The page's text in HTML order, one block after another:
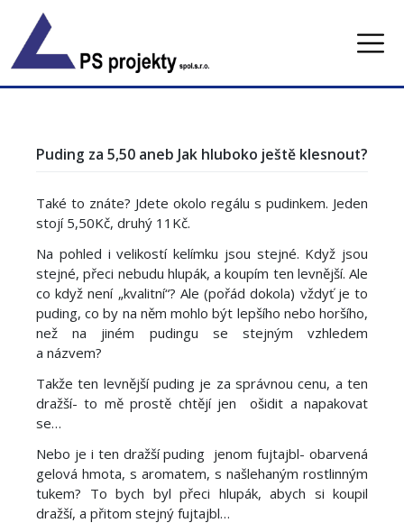
content
Puding za 5,50 aneb Jak hluboko ještě klesnout?
Také to znáte? Jdete okolo regálu s pudinkem. Jeden
stojí 5,50Kč, druhý 11Kč.
Na pohled i velikostí kelímku jsou stejné. Když jsou
stejné, přeci nebudu hlupák, a koupím ten levnější. Ale
co když není „kvalitní“? Ale (pořád dokola) vždyť je to
puding, co by na něm mohlo být lepšího nebo horšího,
než na jiném pudingu se stejným vzhledem
a názvem?
Takže ten levnější puding je za správnou cenu, a ten
dražší- to mě prostě chtějí jen ošidit a napakovat
se…
Nebo je i ten dražší puding jenom fujtajbl- obarvená
gelová hmota, s aromatem, s našlehaným rostlinným
tukem? To bych byl přeci hlupák, abych si koupil
dražší, a přitom stejný fujtajbl…